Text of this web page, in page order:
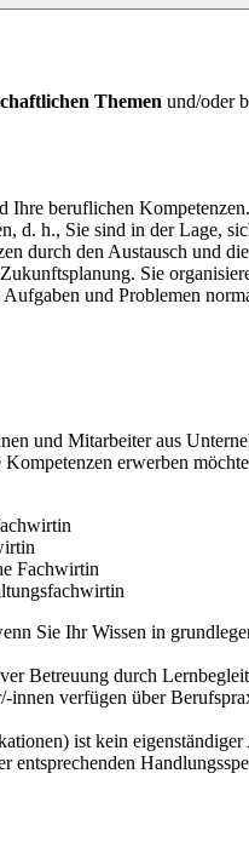
Themen und/oder
Ihre beruflichen Kompetenzen.
d. h., Sie sind in der Lage,
durch den Austausch und
Sie
und Problemen
und Mitarbeiter aus
erwerben
Fachwirtin
Sie Ihr Wissen in
Betreuung durch
verfügen über
ist kein
entsprechenden